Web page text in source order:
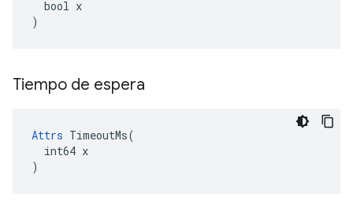
  bool x
)
Tiempo de espera
Attrs TimeoutMs(
  int64 x
)